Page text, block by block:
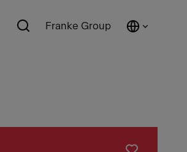
Franke Group